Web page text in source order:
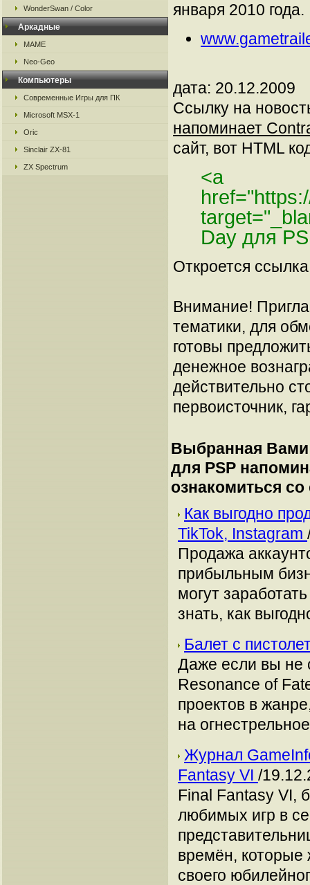
WonderSwan / Color
Аркадные
MAME
Neo-Geo
Компьютеры
Современные Игры для ПК
Microsoft MSX-1
Oric
Sinclair ZX-81
ZX Spectrum
января 2010 года.
дата: 20.12.2009
Ссылку на
напоминает
сайт, вот HTML
<a
Day для
Откроется
Внимание!
тематики, для
готовы
денежное
действительно
первоисточник,
Выбранная Вами
для PSP
ознакомиться
Как выгодно
TikTok, Instagram
Продажа
прибыльным
могут
знать, как
Балет с
Даже если вы не
Resonance of
проектов в
на
Журнал
Fantasy VI /
Final Fantasy VI,
любимых игр в
времён, которые
своего